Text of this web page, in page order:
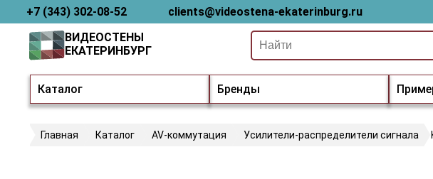
+7 (343) 302-08-52 clients@videostena-ekaterinburg.ru
Каталог Бренды
ВИДЕОСТЕНЫ
ЕКАТЕРИНБУРГ
Главная Каталог AV-коммутация Усилители-распределители сигнала